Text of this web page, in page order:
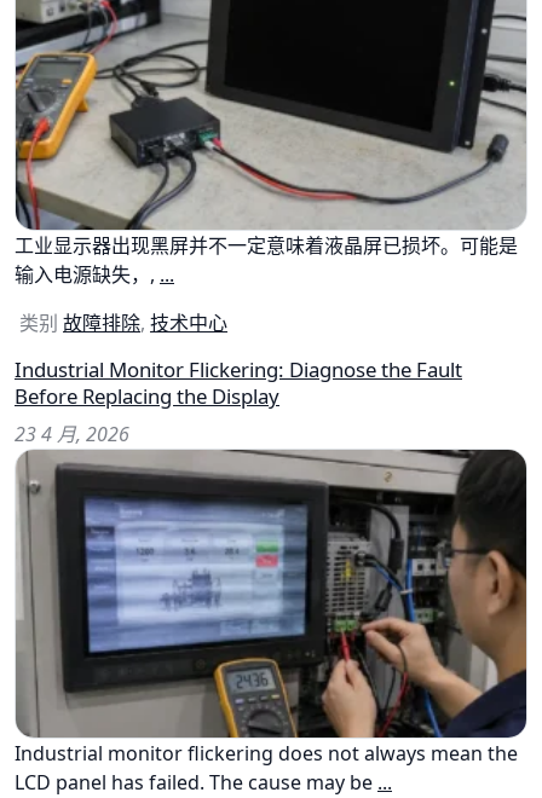
工业显示器出现黑屏并不一定意味着液晶屏已损坏。可能是
输入电源缺失，, ...
类别 故障排除, 技术中心
Industrial Monitor Flickering: Diagnose the Fault
Before Replacing the Display
23 4 月, 2026
Industrial monitor flickering does not always mean the
LCD panel has failed. The cause may be ...